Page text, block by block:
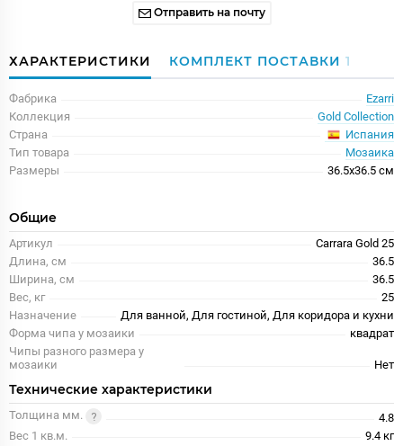
Отправить на почту
ХАРАКТЕРИСТИКИ КОМПЛЕКТ ПОСТАВКИ 1
Фабрика
Ezarri
Коллекция
Gold Collection
Страна
Испания
Тип товара
Мозаика
Размеры
36.5x36.5 см
Общие
Артикул
Carrara Gold 25
Длина, см
36.5
Ширина, см
36.5
Вес, кг
25
Назначение
Для ванной, Для гостиной, Для коридора и кухни
Форма чипа у мозаики
квадрат
Чипы разного размера у
мозаики
Нет
Технические характеристики
Толщина мм.
4.8
Вес 1 кв.м.
9.4 кг